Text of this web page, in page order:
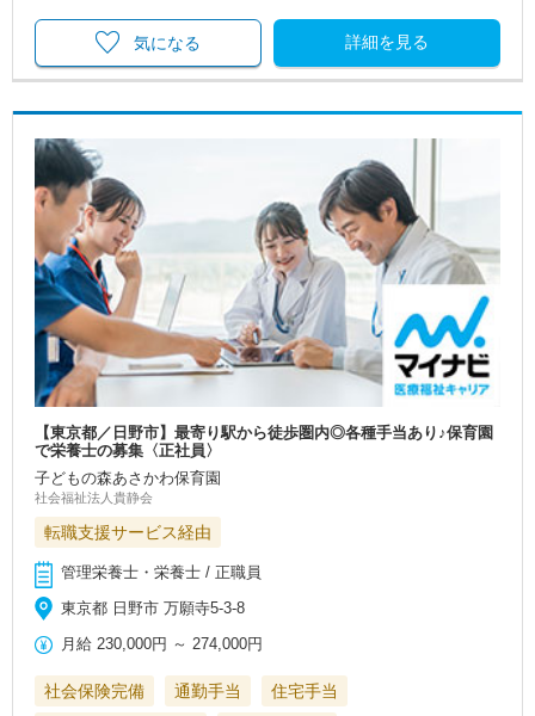
詳細を見る
気になる
【東京都／日野市】最寄り駅から徒歩圏内◎各種手当あり♪保育園
で栄養士の募集〈正社員〉
子どもの森あさかわ保育園
社会福祉法人貴静会
転職支援サービス経由
管理栄養士・栄養士 / 正職員
東京都 日野市 万願寺5-3-8
月給 230,000円 ～274,000円
社会保険完備 通勤手当 住宅手当